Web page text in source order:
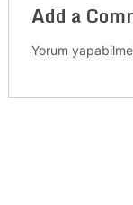
Add a
Yorum